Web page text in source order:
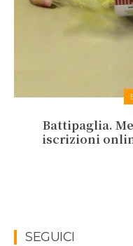
Battipaglia.
iscrizioni
SEGUICI